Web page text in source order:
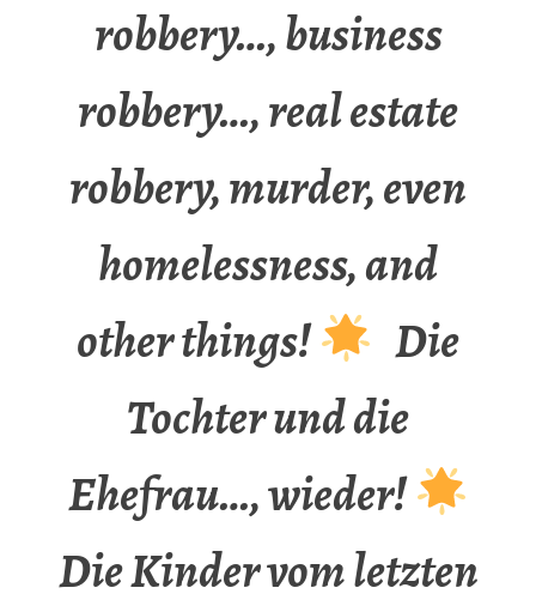
robbery…, business
robbery…, real estate
robbery, murder, even
homelessness, and
other things!
Die
Tochter und die
Ehefrau…, wieder!
Die Kinder vom letzten